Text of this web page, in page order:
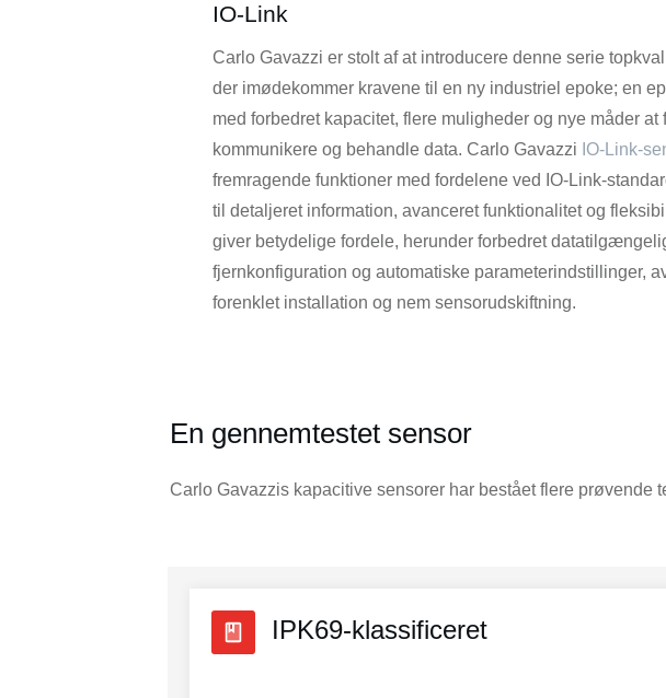
IO-Link
Carlo Gavazzi er stolt af at introducere denne serie
der imødekommer kravene til en ny industriel epoke; en
med forbedret kapacitet, flere muligheder og nye måder at
kommunikere og behandle data. Carlo Gavazzi IO-Link-
fremragende funktioner med fordelene ved IO-Link-
til detaljeret information, avanceret funktionalitet og
giver betydelige fordele, herunder forbedret
fjernkonfiguration og automatiske parameterindstillinger,
forenklet installation og nem sensorudskiftning.
En gennemtestet sensor
Carlo Gavazzis kapacitive sensorer har bestået flere prøvende
IPK69-klassificeret